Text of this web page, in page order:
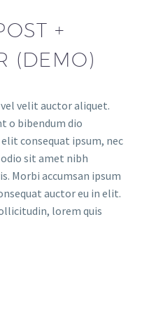
+
(DEMO)
velit auctor aliquet.
o bibendum dio
consequat ipsum, nec
sit amet nibh
Morbi accumsan ipsum
auctor eu in elit.
lorem quis